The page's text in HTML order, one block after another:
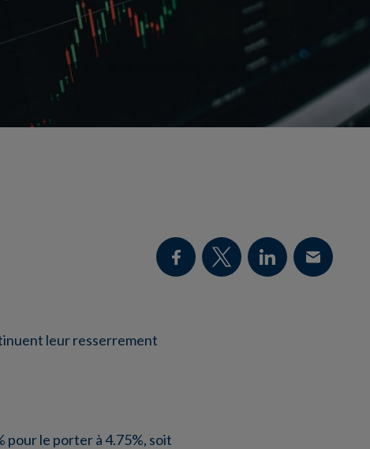
leur resserrement
pour le porter à 4.75%, soit